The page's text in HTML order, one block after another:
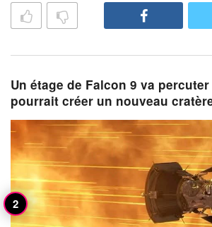
Un étage de Falcon 9 va
pourrait créer un nouveau